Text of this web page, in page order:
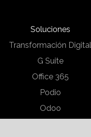
Soluciones
Transformación Digital
G Suite
Office 365
Podio
Odoo